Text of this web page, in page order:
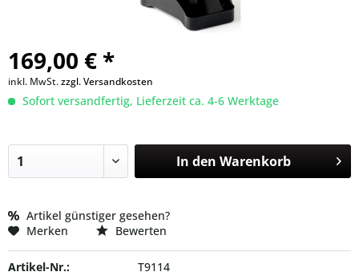
169,00 € *
inkl. MwSt.zzgl. Versandkosten
Sofort versandfertig, Lieferzeit ca. 4-6 Werktage
In den Warenkorb
Artikel günstiger gesehen?
Merken
Bewerten
Artikel-Nr.: T9114